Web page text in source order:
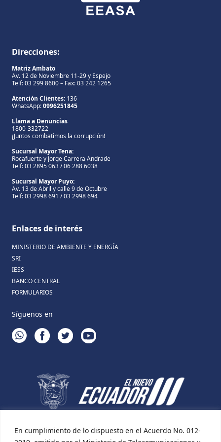
En cumplimiento de lo dispuesto en el Acuerdo No. 012-
Direcciones:
Matriz Ambato
Av. 12 de Noviembre 11-29 y Espejo
Telf: 03 299 8600 – Fax: 03 242 1265
Atención Clientes: 136
WhatsApp:0996251845
Llama a Denuncias
1800-332722
¡Juntos combatimos la corrupción!
Sucursal Mayor Tena:
Rocafuerte y Jorge Carrera Andrade
Telf: 03 2895 063 / 06 288 6038
Sucursal Mayor Puyo:
Av. 13 de Abril y calle 9 de Octubre
Telf: 03 2998 691 / 03 2998 694
Enlaces de interés
MINISTERIO DE AMBIENTE Y ENERGÍA
SRI
IESS
BANCO CENTRAL
FORMULARIOS
Síguenos en
WHATSAPPFACEBOOKTWITTERYOUTUBE